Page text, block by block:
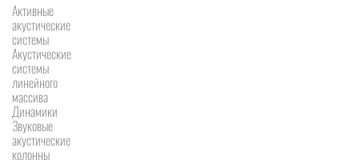
Активные
акустические
системы
Акустические
системы
линейного
массива
Динамики
Звуковые
акустические
колонны